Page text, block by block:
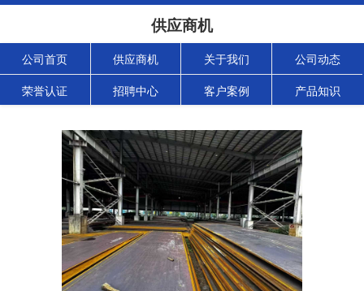
供应商机
公司首页 供应商机 关于我们 公司动态
荣誉认证 招聘中心 客户案例 产品知识